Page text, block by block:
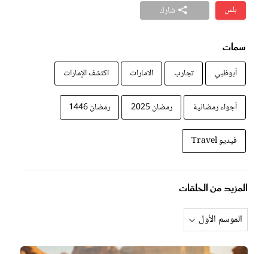
بلس شارك
سمات
أبوظبي تجارب الامارات اكتشف الإمارات
أجواء رمضانية رمضان 2025 رمضان 1446
فيديو Travel
المزيد من الحلقات